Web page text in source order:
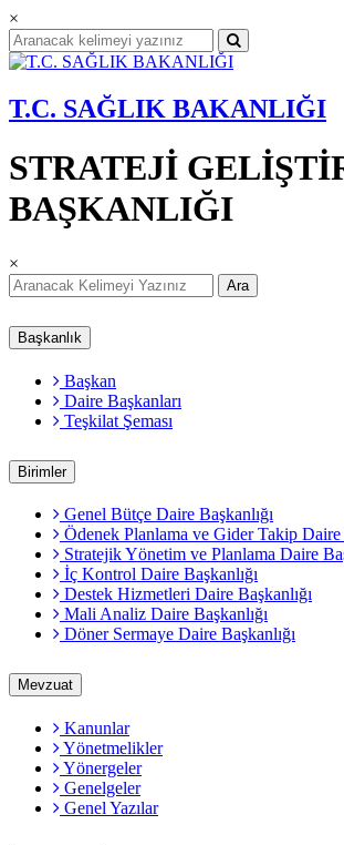
×
T.C. SAĞLIK BAKANLIĞI
STRATEJİ
BAŞKANLIĞI
×
Ara
Başkanlık
Başkan
Daire Başkanları
Teşkilat Şeması
Birimler
Genel Bütçe Daire Başkanlığı
Ödenek Planlama ve Gider Takip Daire
Stratejik Yönetim ve Planlama Daire
İç Kontrol Daire Başkanlığı
Destek Hizmetleri Daire Başkanlığı
Mali Analiz Daire Başkanlığı
Döner Sermaye Daire Başkanlığı
Mevzuat
Kanunlar
Yönetmelikler
Yönergeler
Genelgeler
Genel Yazılar